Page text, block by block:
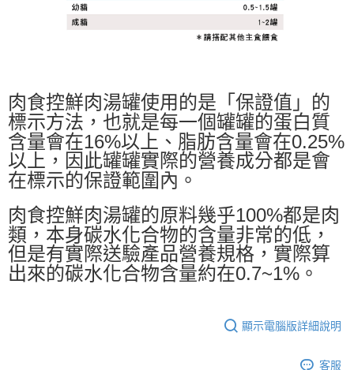
肉食控鮮肉湯罐使用的是「保證值」的
標示方法，也就是每一個罐罐的蛋白質
含量會在16%以上、脂肪含量會在0.25%
以上，因此罐罐實際的營養成分都是會
在標示的保證範圍內。
肉食控鮮肉湯罐的原料幾乎100%都是肉
類，本身碳水化合物的含量非常的低，
但是有實際送驗產品營養規格，實際算
出來的碳水化合物含量約在0.7~1%。
顯示電腦版詳細說明
客服